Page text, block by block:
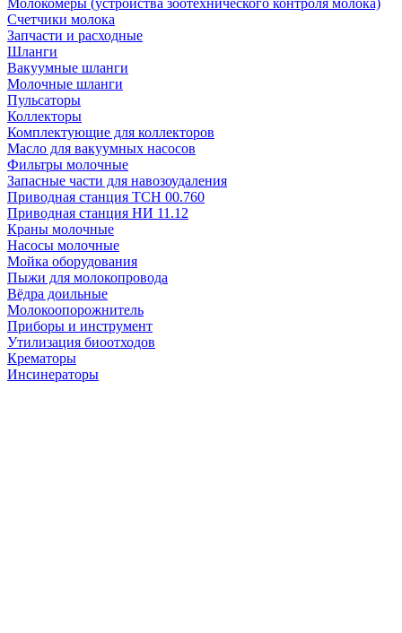
Молокомеры (устройства зоотехнического контроля молока)
Счетчики молока
Запчасти и расходные
Шланги
Вакуумные шланги
Молочные шланги
Пульсаторы
Коллекторы
Комплектующие для коллекторов
Масло для вакуумных насосов
Фильтры молочные
Запасные части для навозоудаления
Приводная станция ТСН 00.760
Приводная станция НИ 11.12
Краны молочные
Насосы молочные
Мойка оборудования
Пыжи для молокопровода
Вёдра доильные
Молокоопорожнитель
Приборы и инструмент
Утилизация биоотходов
Крематоры
Инсинераторы